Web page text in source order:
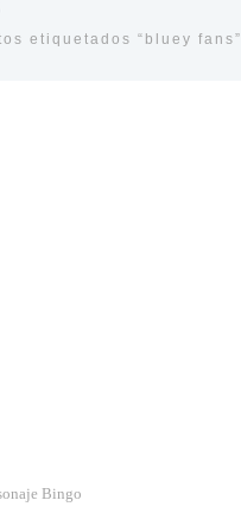
etiquetados “bluey fans”
Bingo